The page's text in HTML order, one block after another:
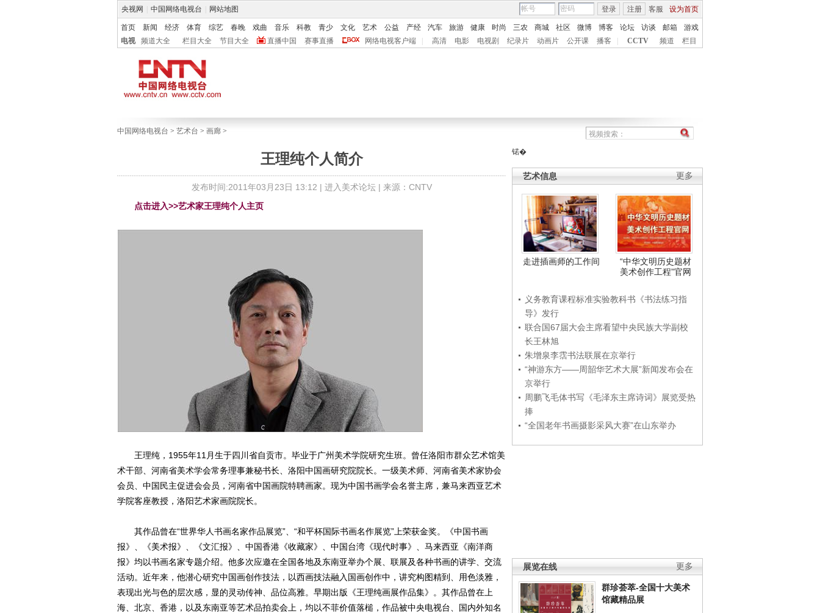
央视网 中国网络电视台 网站地图 客服 设为首页
登录 注册
首页 新闻 经济 体育 综艺 春晚 戏曲 音乐 科教 青少 文化 艺术 公益 产经 汽车 旅游 健康 时尚 三农 商城 社区 微博 博客 论坛 访谈 邮箱
游戏
电视
频道大全 栏目大全 节目大全 直播中国 赛事直播 网络电视客户端 高清 电影 电视剧 纪录片 动画片 公开课 播客 CCTV 频道 栏目
中国网络电视台 > 艺术台 > 画廊 >
王理纯个人简介
发布时间:2011年03月23日 13:12 | 进入美术论坛| 来源：CNTV
锘�
更多
艺术信息
走进插画师的工作间
“中华文明历史题材
美术创作工程”官网
义务教育课程标准实验教科书《书法练习指
导》发行
联合国67届大会主席看望中央民族大学副校
长王林旭
朱增泉李霑书法联展在京举行
“神游东方——周韶华艺术大展”新闻发布会在
京举行
周鹏飞毛体书写《毛泽东主席诗词》展览受热
捧
“全国老年书画摄影采风大赛”在山东举办
更多
展览在线
群珍荟萃-全国十大美术
馆藏精品展
点击进入>>艺术家王理纯个人主页
王理纯，1955年11月生于四川省自贡市。毕业于广州美术学院研究生班。曾任洛阳市群众艺术馆美
术干部、河南省美术学会常务理事兼秘书长、洛阳中国画研究院院长。一级美术师、河南省美术家协会
会员、中国民主促进会会员，河南省中国画院特聘画家。现为中国书画学会名誉主席，兼马来西亚艺术
学院客座教授，洛阳艺术家画院院长。
其作品曾在“世界华人书画名家作品展览”、“和平杯国际书画名作展览”上荣获金奖。《中国书画
报》、《美术报》、《文汇报》、中国香港《收藏家》、中国台湾《现代时事》、马来西亚《南洋商
报》均以书画名家专题介绍。他多次应邀在全国各地及东南亚举办个展、联展及各种书画的讲学、交流
活动。近年来，他潜心研究中国画创作技法，以西画技法融入国画创作中，讲究构图精到、用色淡雅，
表现出光与色的层次感，显的灵动传神、品位高雅。早期出版《王理纯画展作品集》。其作品曾在上
海、北京、香港，以及东南亚等艺术品拍卖会上，均以不菲价值落槌，作品被中央电视台、国内外知名